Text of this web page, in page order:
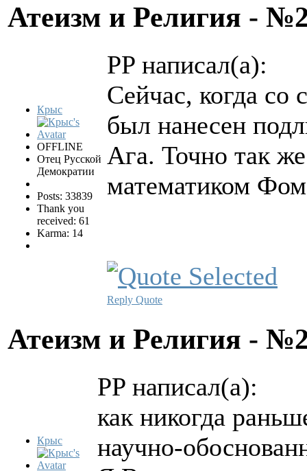
Атеизм и Религия -
Крыс
OFFLINE
Отец Русской
Демократии
Posts: 33839
Thank you
received: 61
Karma: 14
PP написал(а):
Сейчас, когда со
был нанесен
Ага. Точно так
математиком
Reply Quote
Атеизм и Религия -
Крыс
PP написал(а):
как никогда
научно-